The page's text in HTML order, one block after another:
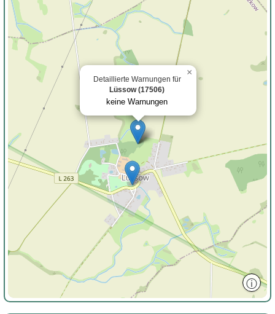
Detaillierte Warnungen für
Lüssow (17506)
keine Warnungen
×
ⓘ